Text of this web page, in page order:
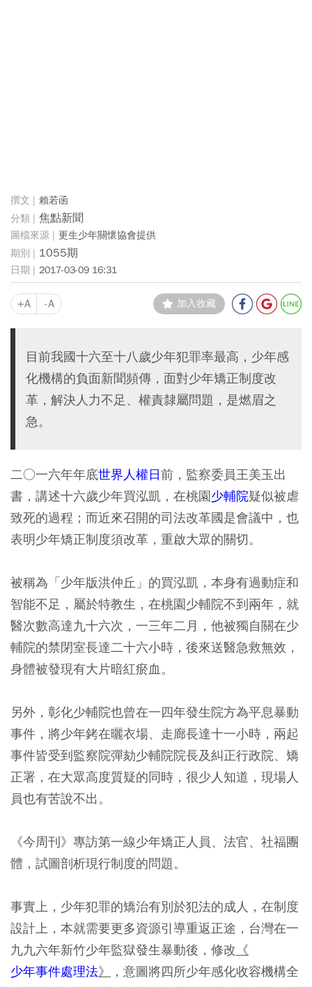
賴若函
焦點新聞
更生少年關懷協會提供
1055期
2017-03-09 16:31
+A -A 加入收藏
目前我國十六至十八歲少年犯罪率最高，少年感
化機構的負面新聞頻傳，面對少年矯正制度改
革，解決人力不足、權責隸屬問題，是燃眉之
急。
二○一六年年底世界人權日前，監察委員王美玉出
書，講述十六歲少年買泓凱，在桃園少輔院疑似被虐
致死的過程；而近來召開的司法改革國是會議中，也
表明少年矯正制度須改革，重啟大眾的關切。
被稱為「少年版洪仲丘」的買泓凱，本身有過動症和
智能不足，屬於特教生，在桃園少輔院不到兩年，就
醫次數高達九十六次，一三年二月，他被獨自關在少
輔院的禁閉室長達二十六小時，後來送醫急救無效，
身體被發現有大片暗紅瘀血。
另外，彰化少輔院也曾在一四年發生院方為平息暴動
事件，將少年銬在曬衣場、走廊長達十一小時，兩起
事件皆受到監察院彈劾少輔院院長及糾正行政院、矯
正署，在大眾高度質疑的同時，很少人知道，現場人
員也有苦說不出。
《今周刊》專訪第一線少年矯正人員、法官、社福團
體，試圖剖析現行制度的問題。
事實上，少年犯罪的矯治有別於犯法的成人，在制度
設計上，本就需要更多資源引導重返正途，台灣在一
九九六年新竹少年監獄發生暴動後，修改 《
少年事件處理法》
，意圖將四所少年感化收容機構全